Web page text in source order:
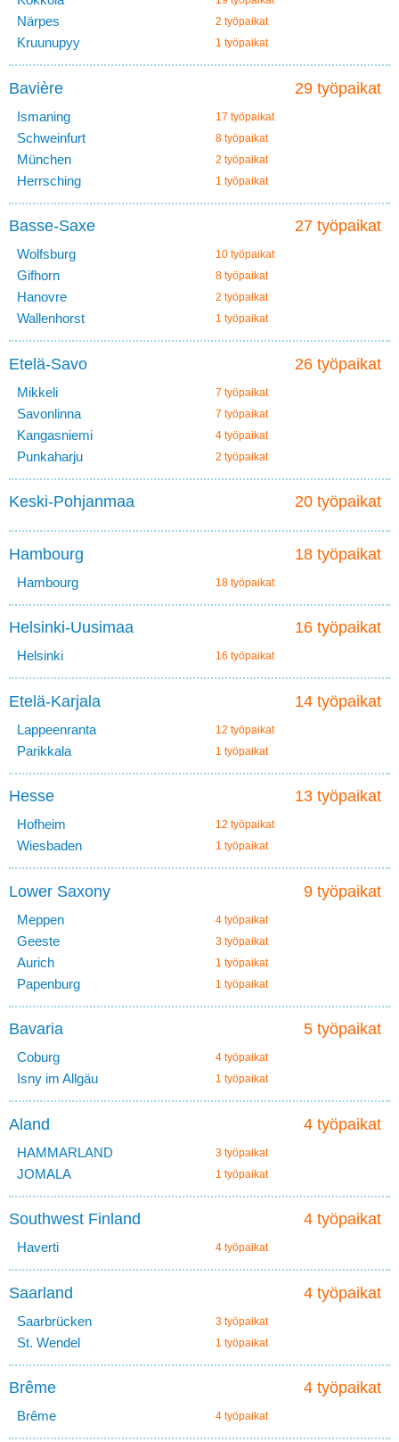
Närpes 2 työpaikat
Kruunupyy 1 työpaikat
29 työpaikat
Bavière
Ismaning 17 työpaikat
Schweinfurt 8 työpaikat
München 2 työpaikat
Herrsching 1 työpaikat
27 työpaikat
Basse-Saxe
Wolfsburg 10 työpaikat
Gifhorn 8 työpaikat
Hanovre 2 työpaikat
Wallenhorst 1 työpaikat
26 työpaikat
Etelä-Savo
Mikkeli 7 työpaikat
Savonlinna 7 työpaikat
Kangasniemi 4 työpaikat
Punkaharju 2 työpaikat
20 työpaikat
Keski-Pohjanmaa
18 työpaikat
Hambourg
Hambourg 18 työpaikat
16 työpaikat
Helsinki-Uusimaa
Helsinki 16 työpaikat
14 työpaikat
Etelä-Karjala
Lappeenranta 12 työpaikat
Parikkala 1 työpaikat
13 työpaikat
Hesse
Hofheim 12 työpaikat
Wiesbaden 1 työpaikat
9 työpaikat
Lower Saxony
Meppen 4 työpaikat
Geeste 3 työpaikat
Aurich 1 työpaikat
Papenburg 1 työpaikat
5 työpaikat
Bavaria
Coburg 4 työpaikat
Isny im Allgäu 1 työpaikat
4 työpaikat
Aland
HAMMARLAND 3 työpaikat
JOMALA 1 työpaikat
4 työpaikat
Southwest Finland
Haverti 4 työpaikat
4 työpaikat
Saarland
Saarbrücken 3 työpaikat
St. Wendel 1 työpaikat
4 työpaikat
Brême
Brême 4 työpaikat